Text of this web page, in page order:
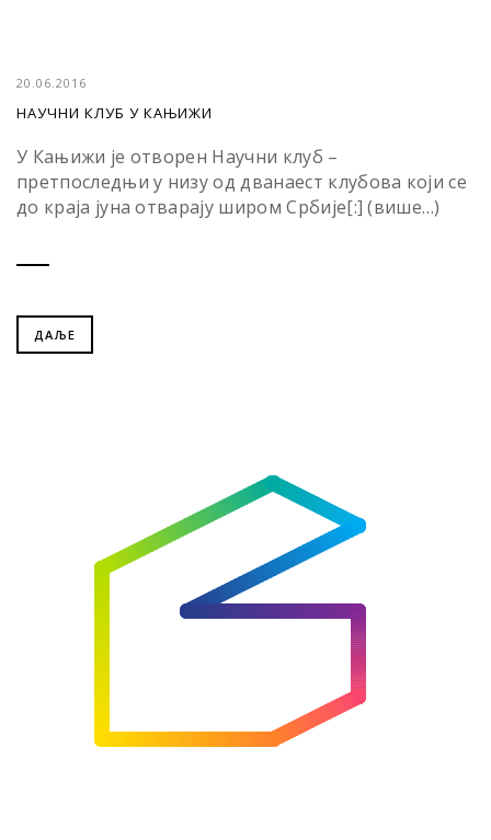
20.06.2016
НАУЧНИ КЛУБ У КАЊИЖИ
У Кањижи је отворен Научни клуб –
претпоследњи у низу од дванаест клубова који се
до краја јуна отварају широм Србије[:] (више…)
ДАЉЕ